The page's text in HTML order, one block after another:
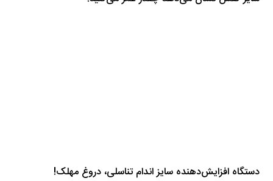
دستگاه‌ افزایش‌دهنده سایز اندام تناسلی، دروغ مهلک!